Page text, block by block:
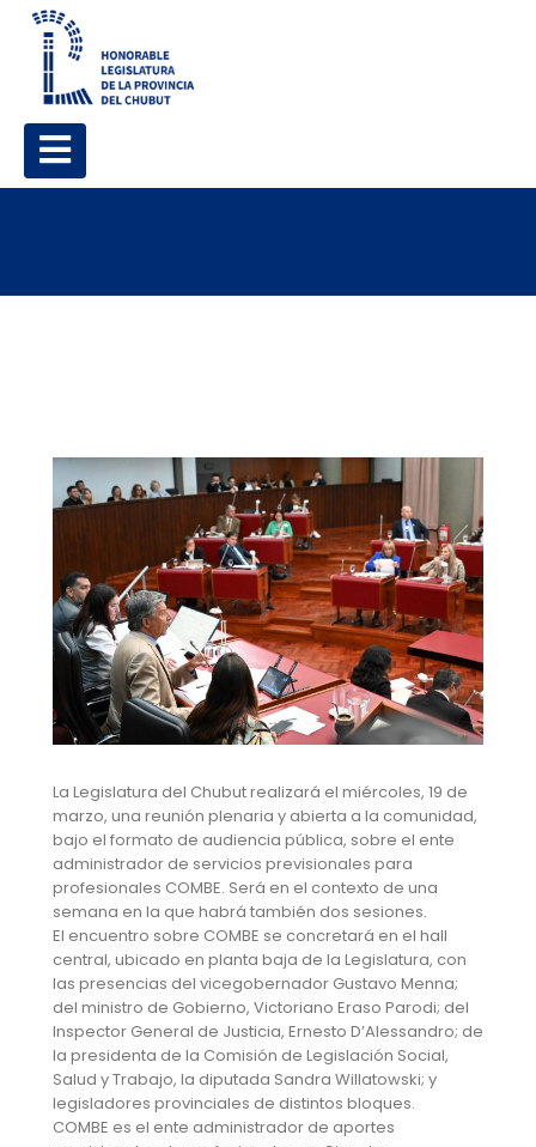
La Legislatura del Chubut realizará el miércoles, 19 de
marzo, una reunión plenaria y abierta a la comunidad,
bajo el formato de audiencia pública, sobre el ente
administrador de servicios previsionales para
profesionales COMBE. Será en el contexto de una
semana en la que habrá también dos sesiones.
El encuentro sobre COMBE se concretará en el hall
central, ubicado en planta baja de la Legislatura, con
las presencias del vicegobernador Gustavo Menna;
del ministro de Gobierno, Victoriano Eraso Parodi; del
Inspector General de Justicia, Ernesto D’Alessandro; de
la presidenta de la Comisión de Legislación Social,
Salud y Trabajo, la diputada Sandra Willatowski; y
legisladores provinciales de distintos bloques.
COMBE es el ente administrador de aportes